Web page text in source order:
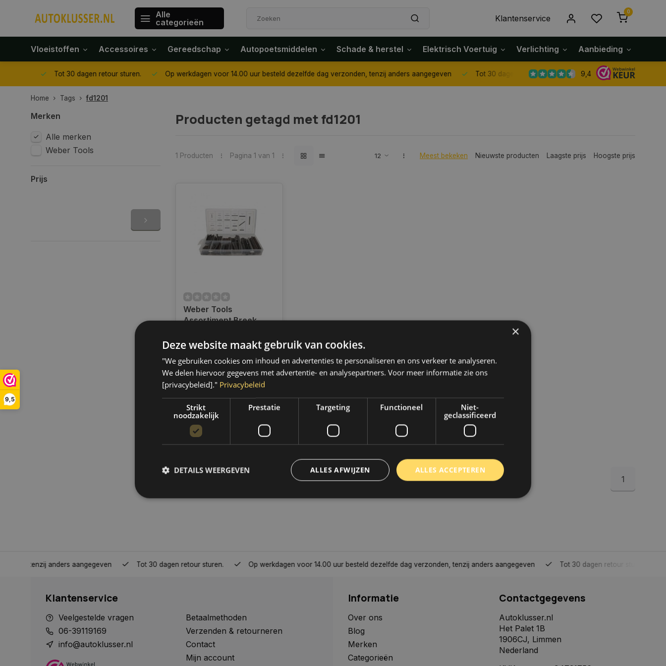
9,5
Alle
categorieën
Klantenservice
0
Vloeistoffen Accessoires Gereedschap Autopoetsmiddelen Schade & herstel Elektrisch Voertuig Verlichting Aanbieding
Tot 30 dagen retour sturen. Op werkdagen voor 14.00 uur besteld dezelfde dag verzonden, tenzij anders aangegeven Tot 30 dagen retour sturen. 9,4
Home Tags fd1201
Merken
Alle merken
Weber Tools
Prijs
Producten getagd met fd1201
1 Producten Pagina 1 van 1 Meest bekeken Nieuwste producten Laagste prijs Hoogste prijs
Weber Tools
Assortiment Breek
1201
Op werkdagen voor 14.00
uur besteld, dezelfde dag
verzonden. Boven de 50,-
gratis verzending. (NL &
BE)
€15,25
Vergelijk
1
tenzij anders aangegeven Tot 30 dagen retour sturen. Op werkdagen voor 14.00 uur besteld dezelfde dag verzonden, tenzij anders aangegeven Tot 30 dagen retour sturen.
Klantenservice
Veelgestelde vragen
06-39119169
info@autoklusser.nl
Betaalmethoden
Verzenden & retourneren
Contact
Mijn account
Informatie
Over ons
Blog
Merken
Categorieën
Contactgegevens
Autoklusser.nl
Het Palet 1B
1906CJ, Limmen
Nederland
×
Deze website maakt gebruik van cookies.
"We gebruiken cookies om inhoud en advertenties te personaliseren en ons verkeer te analyseren.
We delen hiervoor gegevens met advertentie- en analysepartners. Voor meer informatie zie ons
[privacybeleid]." Privacybeleid
Strikt
noodzakelijk
Prestatie Targeting Functioneel
Niet-
geclassificeerd
ALLES ACCEPTEREN
ALLES AFWIJZEN
DETAILS WEERGEVEN
Dit cookie wordt gebruikt om een identificatiecode
sessie ID wordt gebruikt om een veilige en
consistente gebruikerservaring te behouden, ervoor
te zorgen dat pagina wijzigingen of item selecties
worden onthouden van pagina naar pagina. Het slaat
geen persoonlijke gegevens op.
__cf_bm
Deze cookie wordt gebruikt om onderscheid te